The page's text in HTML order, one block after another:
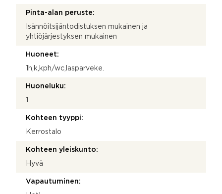
Pinta-alan peruste:
Isännöitsijäntodistuksen mukainen ja
yhtiöjärjestyksen mukainen
Huoneet:
1h,k,kph/wc,lasparveke.
Huoneluku:
Kohteen tyyppi:
Kerrostalo
Kohteen yleiskunto:
Hyvä
Vapautuminen: